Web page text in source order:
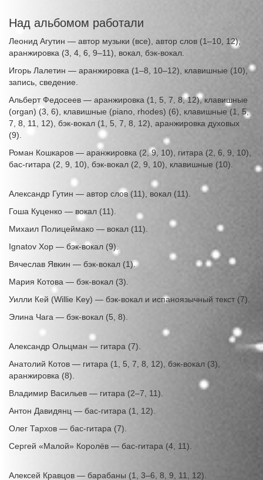
Над альбомом работали
Леонид Агутин — автор музыки (все), автор слов (1–10, 12),
аранжировка (3, 4, 6, 9–11), вокал, бэк-вокал.
Игорь Лалетин — аранжировка (1–8, 10–12), клавишные (10),
запись, сведение.
Альберт Федосеев — аранжировка (1, 5, 7, 8, 12), клавишные
(organ) (3, 6), клавишные (piano, rhodes) (6), клавишные (1, 5,
7, 8, 11, 12), бэк-вокал (1, 5, 7, 8, 12), аранжировка духовых
(9).
Роман Кошкаров — аранжировка (2, 9, 10), гитара (2, 6, 9, 10),
бас-гитара (2, 9, 10), бэк-вокал (2, 9, 10), клавишные (10).
Александр Гутин — автор слов (11), вокал (11).
Гоша Куценко — вокал (11).
Михаил Полицеймако — вокал (11).
Ignatov Хор — бэк-вокал (9).
Вячеслав Явкин — бэк-вокал (1).
Мария Котова — бэк-вокал (3).
Уилли Кей (Willie Key) — бэк-вокал и испаноязычный текст (7).
Элина Чага — бэк-вокал (5, 8).
Александр Ольцман — гитара (7).
Анатолий Котов — гитара (1, 5, 7, 8, 12), бэк-вокал (3),
аранжировка (8).
Владимир Васильев — гитара (2–7, 11).
Антон Давидянц — бас-гитара (1, 12).
Олег Тархов — бас-гитара (7).
Сергей «Малой» Королёв — бас-гитара (4, 11).
Алексей Кравцов — барабаны (1, 3–6, 8, 9, 11, 12).